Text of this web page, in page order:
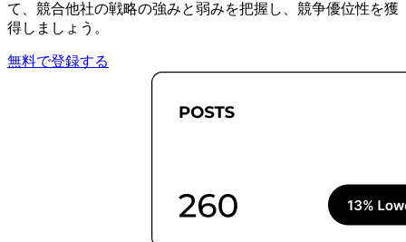
て、競合他社の戦略の強みと弱みを把握し、競争優位性を獲
得しましょう。
無料で登録する